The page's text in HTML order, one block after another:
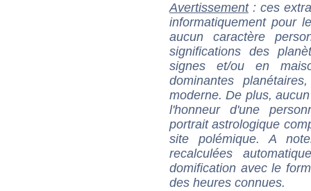
Avertissement: ces
informatiquement pour
aucun caractère
significations des
signes et/ou en
dominantes
moderne. De plus,
l'honneur d'une
portrait astrologique
site polémique. A
recalculées
domification avec le
des heures connues.